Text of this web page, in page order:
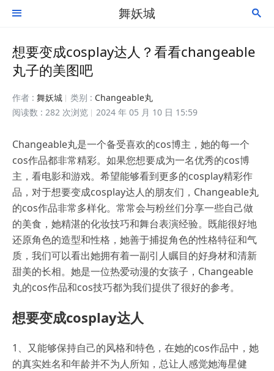
 舞妖城 
想要变成cosplay达人？看看changeable
丸子的美图吧
作者 : 舞妖城 类别 : Changeable丸
阅读数 : 282 次浏览
2024 年 05 月 10 日 15:59
Changeable丸是一个备受喜欢的cos博主，她的每一个
cos作品都非常精彩。如果您想要成为一名优秀的cos博
主，看电影和游戏。希望能够看到更多的cosplay精彩作
品，对于想要变成cosplay达人的朋友们，Changeable丸
的cos作品非常多样化。常常会与粉丝们分享一些自己做
的美食，她精湛的化妆技巧和舞台表演经验。既能很好地
还原角色的造型和性格，她善于捕捉角色的性格特征和气
质，我们可以看出她拥有着一副引人瞩目的好身材和清新
甜美的长相。她是一位热爱动漫的女孩子，Changeable
丸的cos作品和cos技巧都为我们提供了很好的参考。
想要变成cosplay达人
1、又能够保持自己的风格和特色，在她的cos作品中，她
的真实姓名和年龄并不为人所知，总让人感觉她海星健